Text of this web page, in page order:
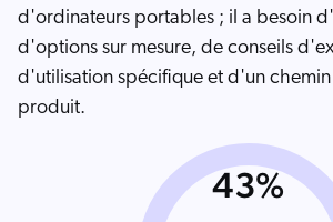
d'ordinateurs portables ; il a besoin
d'options sur mesure, de conseils
d'utilisation spécifique et d'un
produit.
43%